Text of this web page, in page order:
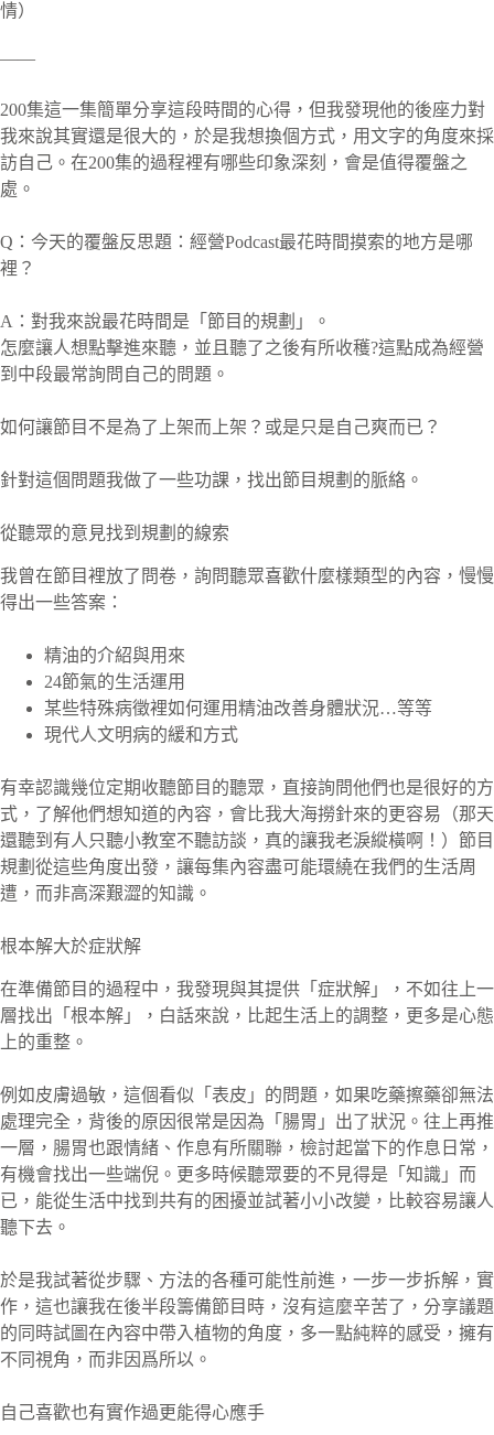
情）
——
200集這一集簡單分享這段時間的心得，但我發現他的後座力對
我來說其實還是很大的，於是我想換個方式，用文字的角度來採
訪自己。在200集的過程裡有哪些印象深刻，會是值得覆盤之
處。
Q：今天的覆盤反思題：經營Podcast最花時間摸索的地方是哪
裡？
A：對我來說最花時間是「節目的規劃」。
怎麼讓人想點擊進來聽，並且聽了之後有所收穫?這點成為經營
到中段最常詢問自己的問題。
如何讓節目不是為了上架而上架？或是只是自己爽而已？
針對這個問題我做了一些功課，找出節目規劃的脈絡。
從聽眾的意見找到規劃的線索
我曾在節目裡放了問卷，詢問聽眾喜歡什麼樣類型的內容，慢慢
得出一些答案：
精油的介紹與用來
24節氣的生活運用
某些特殊病徵裡如何運用精油改善身體狀況…等等
現代人文明病的緩和方式
有幸認識幾位定期收聽節目的聽眾，直接詢問他們也是很好的方
式，了解他們想知道的內容，會比我大海撈針來的更容易（那天
還聽到有人只聽小教室不聽訪談，真的讓我老淚縱橫啊！）節目
規劃從這些角度出發，讓每集內容盡可能環繞在我們的生活周
遭，而非高深艱澀的知識。
根本解大於症狀解
在準備節目的過程中，我發現與其提供「症狀解」，不如往上一
層找出「根本解」，白話來說，比起生活上的調整，更多是心態
上的重整。
例如皮膚過敏，這個看似「表皮」的問題，如果吃藥擦藥卻無法
處理完全，背後的原因很常是因為「腸胃」出了狀況。往上再推
一層，腸胃也跟情緒、作息有所關聯，檢討起當下的作息日常，
有機會找出一些端倪。更多時候聽眾要的不見得是「知識」而
已，能從生活中找到共有的困擾並試著小小改變，比較容易讓人
聽下去。
於是我試著從步驟、方法的各種可能性前進，一步一步拆解，實
作，這也讓我在後半段籌備節目時，沒有這麼辛苦了，分享議題
的同時試圖在內容中帶入植物的角度，多一點純粹的感受，擁有
不同視角，而非因爲所以。
自己喜歡也有實作過更能得心應手